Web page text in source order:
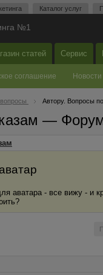
Каталог услуг
№1
статей Сервис
соглашение Новости
Автору. Вопросы
—
аватара - все вижу -